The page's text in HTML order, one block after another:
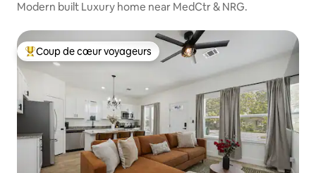
Modern built Luxury home near MedCtr & NRG.
Coups de cœur voyageurs les plus appréciés
Coup de cœur voyageurs